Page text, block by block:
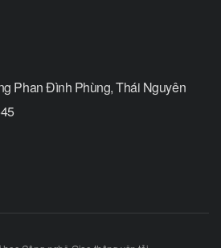
Phan Đình Phùng, Thái Nguyên